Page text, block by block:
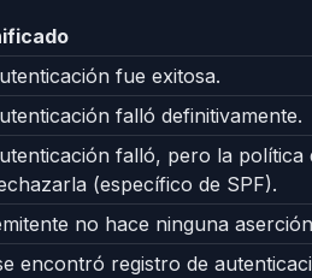
fue exitosa.
falló definitivamente.
falló, pero la
(específico de SPF).
no hace ninguna
encontró registro de